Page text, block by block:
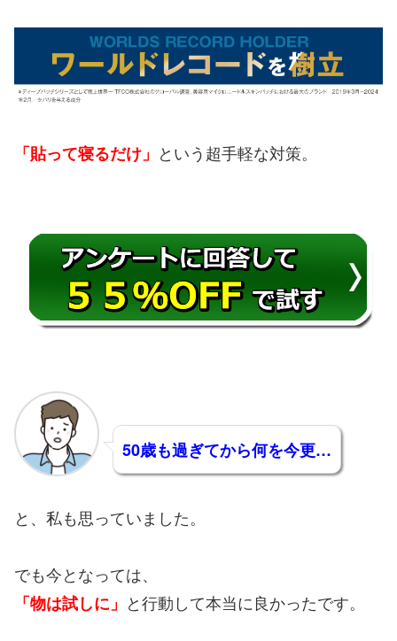
「貼って寝るだけ」 という超手軽な対策。
50歳も過ぎてから何を今更…
と、私も思っていました。
でも今となっては、
「物は試しに」 と行動して本当に良かったです。